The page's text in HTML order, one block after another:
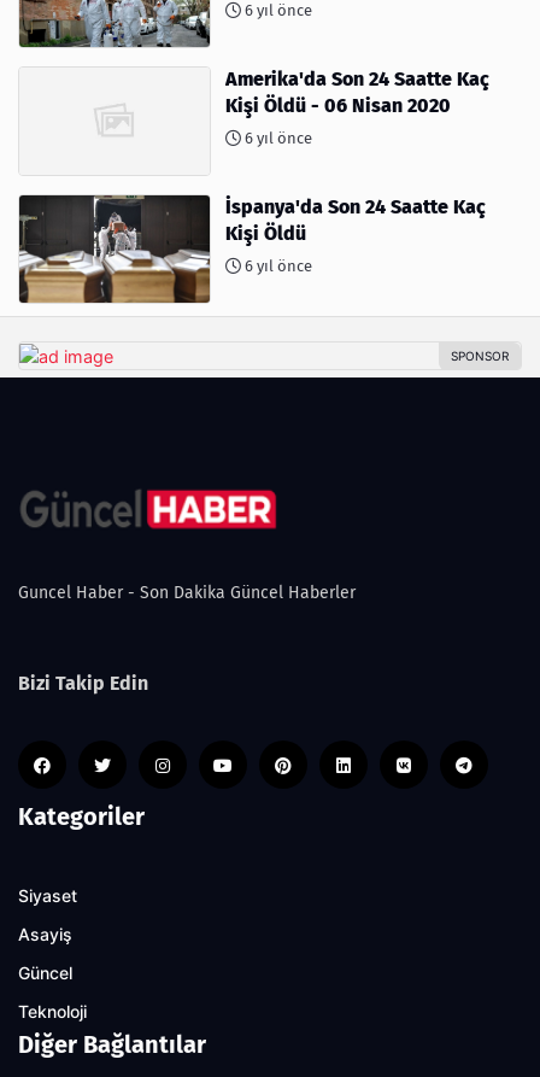
6 yıl önce
Amerika'da Son 24 Saatte Kaç
Kişi Öldü - 06 Nisan 2020
6 yıl önce
İspanya'da Son 24 Saatte Kaç
Kişi Öldü
6 yıl önce
Guncel Haber - Son Dakika Güncel Haberler
Bizi Takip Edin
Kategoriler
Siyaset
Asayiş
Güncel
Teknoloji
Diğer Bağlantılar